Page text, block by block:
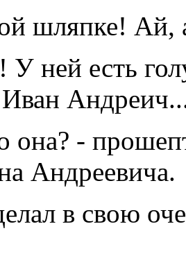
шляпке! Ай,
У ней есть
Иван
она? -
Андреевича.
в свою